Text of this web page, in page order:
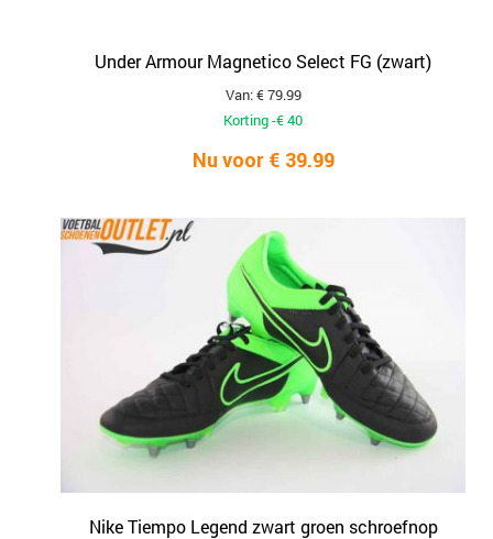
Under Armour Magnetico Select FG (zwart)
Van: € 79.99
Korting -€ 40
Nu voor € 39.99
Nike Tiempo Legend zwart groen schroefnop